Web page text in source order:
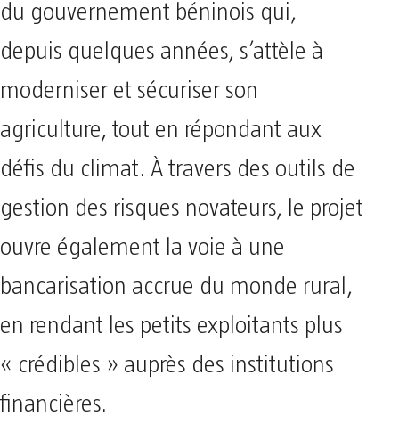
du gouvernement béninois qui,
depuis quelques années, s’attèle à
moderniser et sécuriser son
agriculture, tout en répondant aux
défis du climat. À travers des outils de
gestion des risques novateurs, le projet
ouvre également la voie à une
bancarisation accrue du monde rural,
en rendant les petits exploitants plus
« crédibles » auprès des institutions
financières.